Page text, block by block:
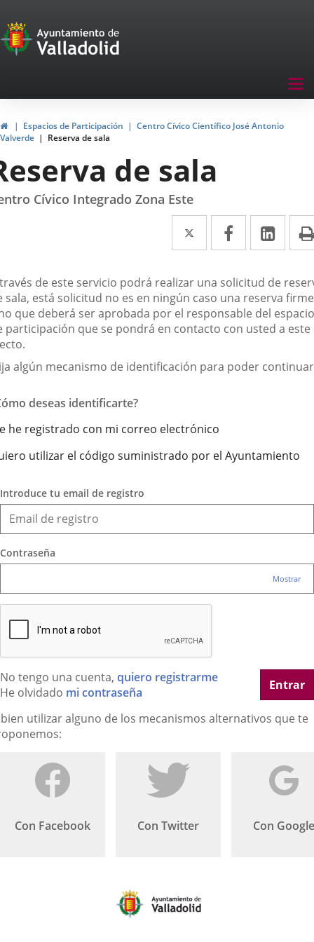
Portal
de
navegación
InicioEspacios de Participación
Centro Cívico Científico José Antonio
Valverde
Reserva de sala
de sala
Cívico Integrado Zona Este
Twitter
Enlace
a
una
aplicación
externa.
Facebook
Enlace
a
una
aplicación
externa.
a
una
de este servicio podrá realizar una solicitud de
sala, está solicitud no es en ningún caso una reserva firme
que deberá ser aprobada por el responsable del espacio
participación que se pondrá en contacto con usted a este
algún mecanismo de identificación para poder continuar
deseas identificarte?
he registrado con mi correo electrónico
utilizar el código suministrado por el Ayuntamiento
Introduce tu email de registro
Contraseña
Mostrar
No tengo una cuenta, quiero registrarme
He olvidado mi contraseña Entrar
utilizar alguno de los mecanismos alternativos que te
Con Facebook Con Twitter Con Google